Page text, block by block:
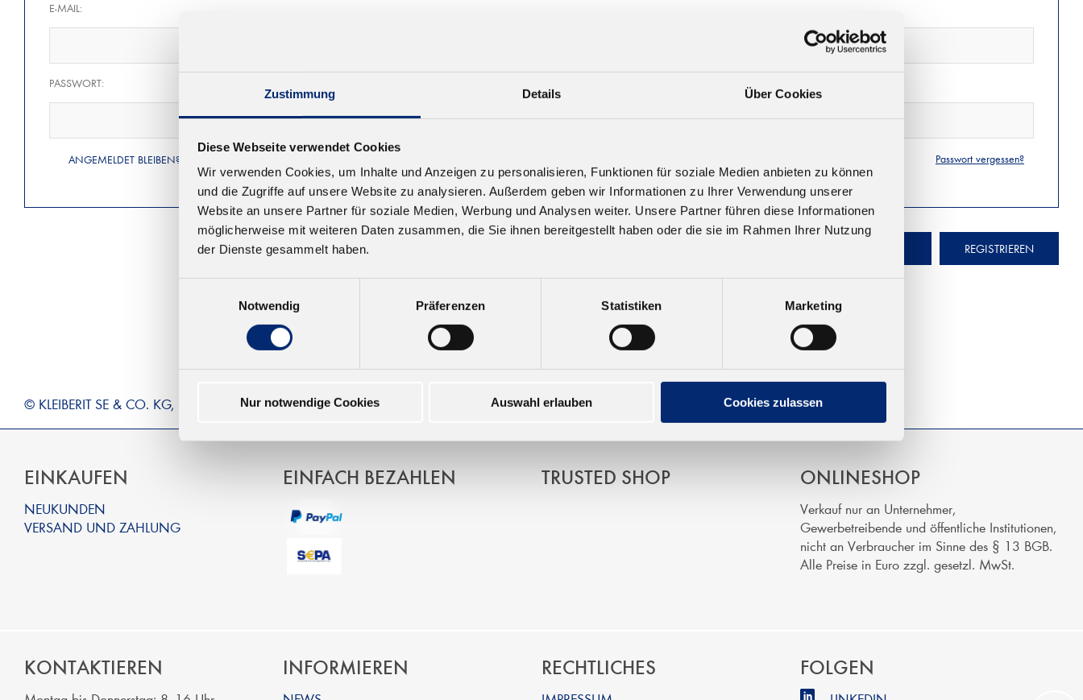
Zustimmung Details Über Cookies
Diese Webseite verwendet Cookies
Wir verwenden Cookies, um Inhalte und Anzeigen zu personalisieren, Funktionen für soziale Medien anbieten zu können
und die Zugriffe auf unsere Website zu analysieren. Außerdem geben wir Informationen zu Ihrer Verwendung unserer
Website an unsere Partner für soziale Medien, Werbung und Analysen weiter. Unsere Partner führen diese Informationen
möglicherweise mit weiteren Daten zusammen, die Sie ihnen bereitgestellt haben oder die sie im Rahmen Ihrer Nutzung
der Dienste gesammelt haben.
Notwendig
Präferenzen Statistiken Marketing
Nur notwendige Cookies Auswahl erlauben Cookies zulassen
E-MAIL:
PASSWORT:
ANGEMELDET BLEIBEN? Passwort vergessen?
REGISTRIEREN
© KLEIBERIT SE & CO. KG, Max-Becker-Str. 4, 76356 Weingarten, Germany
EINKAUFEN
NEUKUNDEN
VERSAND UND ZAHLUNG
EINFACH BEZAHLEN TRUSTED SHOP ONLINESHOP
Verkauf nur an Unternehmer,
Gewerbetreibende und öffentliche Institutionen,
nicht an Verbraucher im Sinne des § 13 BGB.
Alle Preise in Euro zzgl. gesetzl. MwSt.
KONTAKTIEREN INFORMIEREN RECHTLICHES FOLGEN